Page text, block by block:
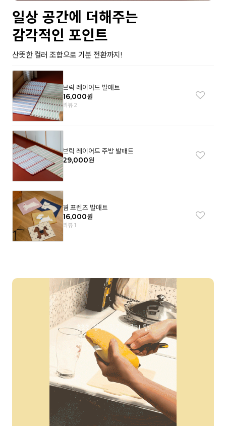
일상 공간에 더해주는
감각적인 포인트
산뜻한 컬러 조합으로 기분 전환까지!
브릭 레이어드 발매트
16,000원
리뷰 2
브릭 레이어드 주방 발매트
29,000원
웜 프렌즈 발매트
16,000원
리뷰 1